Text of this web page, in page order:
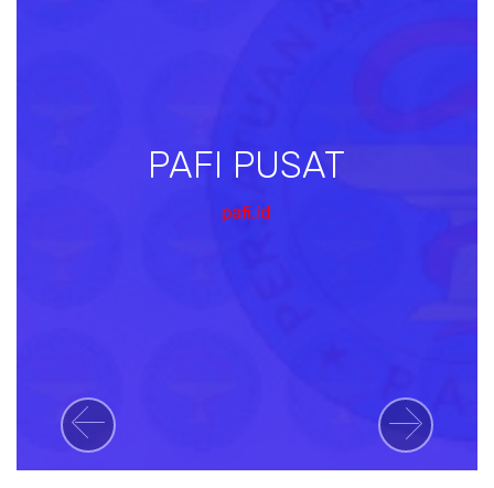
PAFI PUSAT
pafi.id
Previous Next